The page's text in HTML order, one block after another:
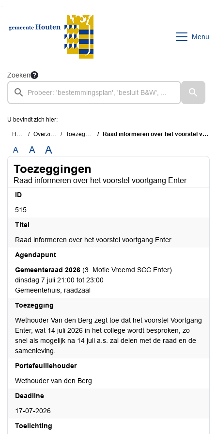
Menu
Zoeken
U bevindt zich hier:
Home Overzichten Toezeggingen Raad informeren over het voorstel voortgang Enter
A A A
Toezeggingen
Raad informeren over het voorstel voortgang Enter
ID
515
Titel
Raad informeren over het voorstel voortgang Enter
Agendapunt
Gemeenteraad 2026 (3. Motie Vreemd SCC Enter)
dinsdag 7 juli 21:00 tot 23:00
Gemeentehuis, raadzaal
Toezegging
Wethouder Van den Berg zegt toe dat het voorstel Voortgang
Enter, wat 14 juli 2026 in het college wordt besproken, zo
snel als mogelijk na 14 juli a.s. zal delen met de raad en de
samenleving.
Portefeuillehouder
Wethouder van den Berg
Deadline
17-07-2026
Toelichting